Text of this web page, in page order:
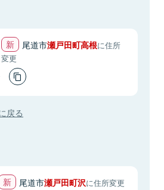
尾道市瀬戸田町高根に住所
変更
戻る
尾道市瀬戸田町沢に住所変更